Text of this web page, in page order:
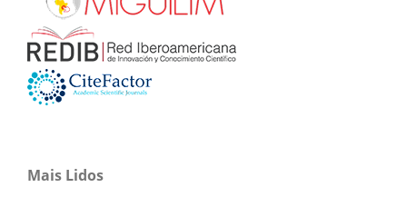
Mais Lidos